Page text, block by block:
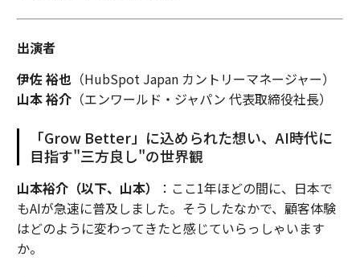
出演者
伊佐 裕也（HubSpot Japan カントリーマネージャー）
山本 裕介（エンワールド・ジャパン 代表取締役社長）
「Grow Better」に込められた想い、AI時代に
目指す"三方良し"の世界観
山本裕介（以下、山本）
：ここ1年ほどの間に、日本で
もAIが急速に普及しました。そうしたなかで、顧客体験
はどのように変わってきたと感じていらっしゃいます
か。